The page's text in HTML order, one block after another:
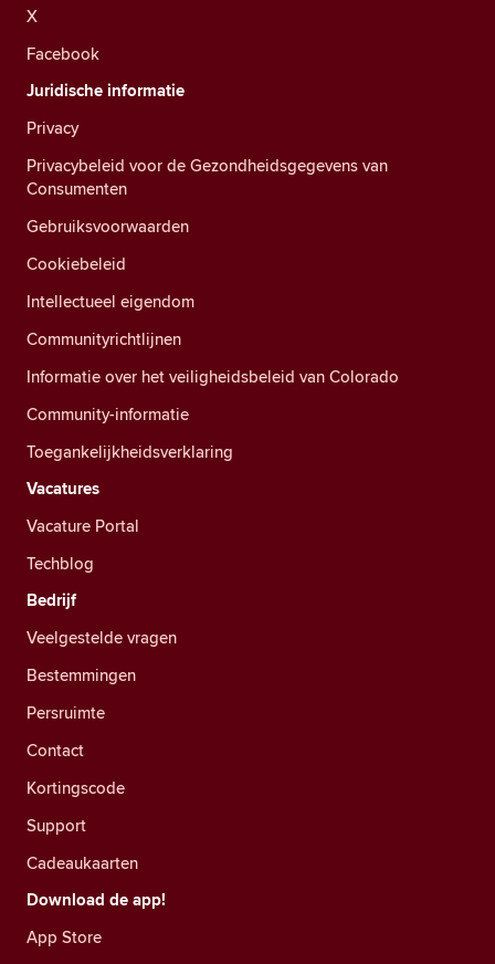
X
Facebook
Juridische informatie
Privacy
Privacybeleid voor de Gezondheidsgegevens van
Consumenten
Gebruiksvoorwaarden
Cookiebeleid
Intellectueel eigendom
Communityrichtlijnen
Informatie over het veiligheidsbeleid van Colorado
Community-informatie
Toegankelijkheidsverklaring
Vacatures
Vacature Portal
Techblog
Bedrijf
Veelgestelde vragen
Bestemmingen
Persruimte
Contact
Kortingscode
Support
Cadeaukaarten
Download de app!
App Store